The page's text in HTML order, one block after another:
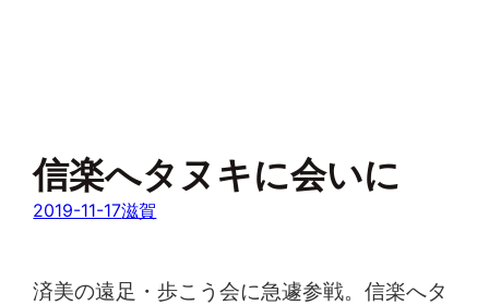
信楽へタヌキに会いに
2019-11-17滋賀
済美の遠足・歩こう会に急遽参戦。信楽へタ